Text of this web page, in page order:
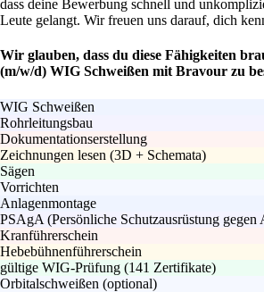
dass deine Bewerbung schnell und
Leute gelangt. Wir freuen uns darauf, dich
Wir glauben, dass du diese Fähigkeiten
(m/w/d) WIG Schweißen mit Bravour zu
WIG Schweißen
Rohrleitungsbau
Dokumentationserstellung
Zeichnungen lesen (3D + Schemata)
Sägen
Vorrichten
Anlagenmontage
PSAgA (Persönliche Schutzausrüstung gegen
Kranführerschein
Hebebühnenführerschein
gültige WIG-Prüfung (141 Zertifikate)
Orbitalschweißen (optional)